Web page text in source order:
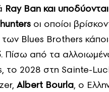
Ray Ban και
οι οποίοι
Blues Brothers
. Πίσω από τα
το 2028 στη Sainte-
Αlbert Bourla, o